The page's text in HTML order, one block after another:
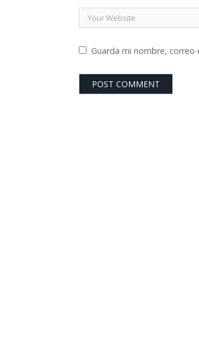
Guarda mi nombre, correo